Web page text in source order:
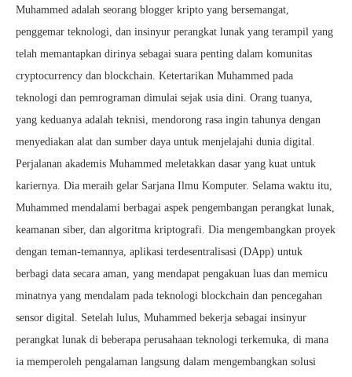
Muhammed adalah seorang blogger kripto yang bersemangat,
penggemar teknologi, dan insinyur perangkat lunak yang terampil yang
telah memantapkan dirinya sebagai suara penting dalam komunitas
cryptocurrency dan blockchain. Ketertarikan Muhammed pada
teknologi dan pemrograman dimulai sejak usia dini. Orang tuanya,
yang keduanya adalah teknisi, mendorong rasa ingin tahunya dengan
menyediakan alat dan sumber daya untuk menjelajahi dunia digital.
Perjalanan akademis Muhammed meletakkan dasar yang kuat untuk
kariernya. Dia meraih gelar Sarjana Ilmu Komputer. Selama waktu itu,
Muhammed mendalami berbagai aspek pengembangan perangkat lunak,
keamanan siber, dan algoritma kriptografi. Dia mengembangkan proyek
dengan teman-temannya, aplikasi terdesentralisasi (DApp) untuk
berbagi data secara aman, yang mendapat pengakuan luas dan memicu
minatnya yang mendalam pada teknologi blockchain dan pencegahan
sensor digital. Setelah lulus, Muhammed bekerja sebagai insinyur
perangkat lunak di beberapa perusahaan teknologi terkemuka, di mana
ia memperoleh pengalaman langsung dalam mengembangkan solusi